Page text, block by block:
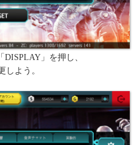
」を押し、
しよう。